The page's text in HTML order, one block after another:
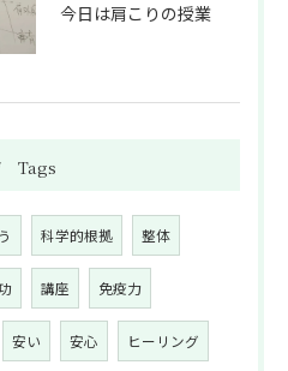
今日は肩こりの授業
Tags
科学的根拠 整体
講座 免疫力
安い 安心 ヒーリング